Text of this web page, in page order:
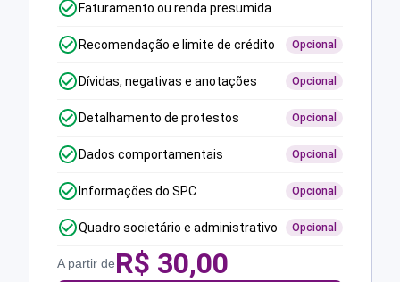
Faturamento ou renda presumida
Recomendação e limite de crédito Opcional
Dívidas, negativas e anotações Opcional
Detalhamento de protestos Opcional
Dados comportamentais Opcional
Informações do SPC Opcional
Quadro societário e administrativo Opcional
A partir deR$ 30,00